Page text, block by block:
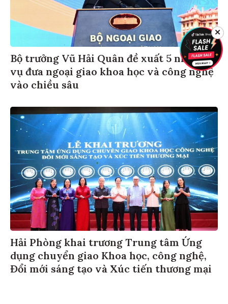
Bộ trưởng Vũ Hải Quân đề xuất 5 nhiệm
vụ đưa ngoại giao khoa học và công nghệ
vào chiều sâu
Hải Phòng khai trương Trung tâm Ứng
dụng chuyển giao Khoa học, công nghệ,
Đổi mới sáng tạo và Xúc tiến thương mại
✕